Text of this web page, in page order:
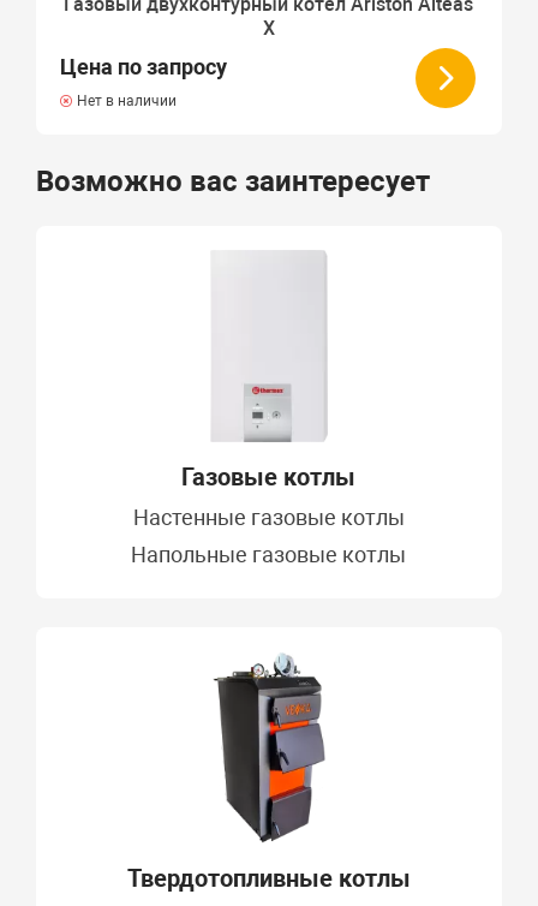
X
Цена по запросу
Нет в наличии
Возможно вас заинтересует
Газовые котлы
Настенные газовые котлы
Напольные газовые котлы
Твердотопливные котлы